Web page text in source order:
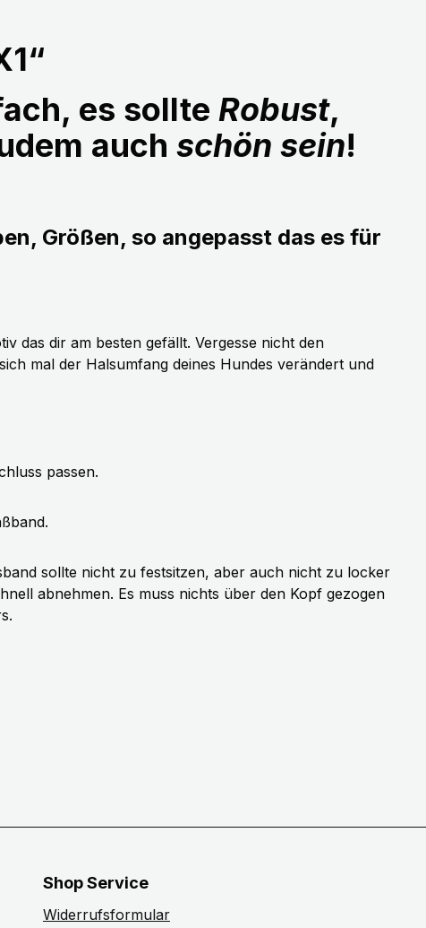
es sollte Robust,
auch schön sein!
Größen, so angepasst das es für
das dir am besten gefällt. Vergesse nicht den
mal der Halsumfang deines Hundes verändert und
passen.
sollte nicht zu festsitzen, aber auch nicht zu locker
abnehmen. Es muss nichts über den Kopf gezogen
Shop Service
Widerrufsformular